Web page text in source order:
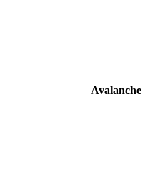
Avalanche